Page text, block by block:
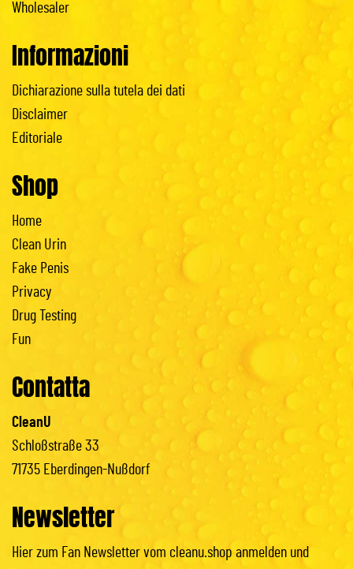
Wholesaler
Informazioni
Dichiarazione sulla tutela dei dati
Disclaimer
Editoriale
Shop
Home
Clean Urin
Fake Penis
Privacy
Drug Testing
Fun
Contatta
CleanU
Schloßstraße 33
71735 Eberdingen-Nußdorf
Newsletter
Hier zum Fan Newsletter vom cleanu.shop anmelden und